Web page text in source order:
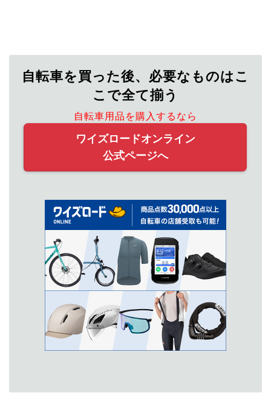
自転車を買った後、必要なものはこ
こで全て揃う
自転車用品を購入するなら
ワイズロードオンライン
公式ページへ